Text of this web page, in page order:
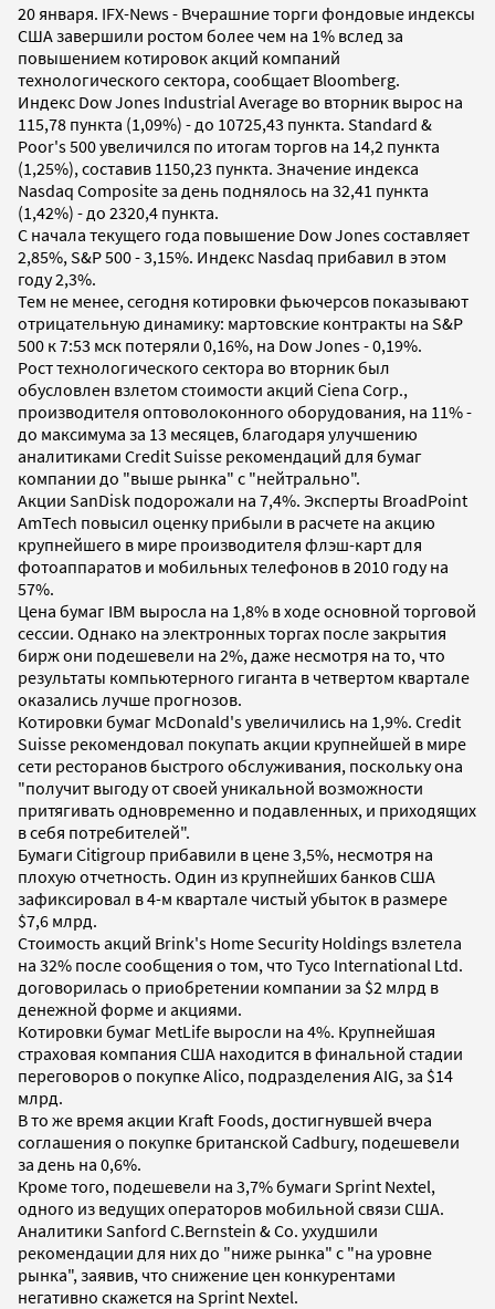
20 января. IFX-News - Вчерашние торги фондовые индексы
США завершили ростом более чем на 1% вслед за
повышением котировок акций компаний
технологического сектора, сообщает Bloomberg.
Индекс Dow Jones Industrial Average во вторник вырос на
115,78 пункта (1,09%) - до 10725,43 пункта. Standard &
Poor's 500 увеличился по итогам торгов на 14,2 пункта
(1,25%), составив 1150,23 пункта. Значение индекса
Nasdaq Composite за день поднялось на 32,41 пункта
(1,42%) - до 2320,4 пункта.
С начала текущего года повышение Dow Jones составляет
2,85%, S&P 500 - 3,15%. Индекс Nasdaq прибавил в этом
году 2,3%.
Тем не менее, сегодня котировки фьючерсов показывают
отрицательную динамику: мартовские контракты на S&P
500 к 7:53 мск потеряли 0,16%, на Dow Jones - 0,19%.
Рост технологического сектора во вторник был
обусловлен взлетом стоимости акций Ciena Corp.,
производителя оптоволоконного оборудования, на 11% -
до максимума за 13 месяцев, благодаря улучшению
аналитиками Credit Suisse рекомендаций для бумаг
компании до "выше рынка" с "нейтрально".
Акции SanDisk подорожали на 7,4%. Эксперты BroadPoint
AmTech повысил оценку прибыли в расчете на акцию
крупнейшего в мире производителя флэш-карт для
фотоаппаратов и мобильных телефонов в 2010 году на
57%.
Цена бумаг IBM выросла на 1,8% в ходе основной торговой
сессии. Однако на электронных торгах после закрытия
бирж они подешевели на 2%, даже несмотря на то, что
результаты компьютерного гиганта в четвертом квартале
оказались лучше прогнозов.
Котировки бумаг McDonald's увеличились на 1,9%. Credit
Suisse рекомендовал покупать акции крупнейшей в мире
сети ресторанов быстрого обслуживания, поскольку она
"получит выгоду от своей уникальной возможности
притягивать одновременно и подавленных, и приходящих
в себя потребителей".
Бумаги Citigroup прибавили в цене 3,5%, несмотря на
плохую отчетность. Один из крупнейших банков США
зафиксировал в 4-м квартале чистый убыток в размере
$7,6 млрд.
Стоимость акций Brink's Home Security Holdings взлетела
на 32% после сообщения о том, что Tyco International Ltd.
договорилась о приобретении компании за $2 млрд в
денежной форме и акциями.
Котировки бумаг MetLife выросли на 4%. Крупнейшая
страховая компания США находится в финальной стадии
переговоров о покупке Alico, подразделения AIG, за $14
млрд.
В то же время акции Kraft Foods, достигнувшей вчера
соглашения о покупке британской Cadbury, подешевели
за день на 0,6%.
Кроме того, подешевели на 3,7% бумаги Sprint Nextel,
одного из ведущих операторов мобильной связи США.
Аналитики Sanford C.Bernstein & Co. ухудшили
рекомендации для них до "ниже рынка" с "на уровне
рынка", заявив, что снижение цен конкурентами
негативно скажется на Sprint Nextel.